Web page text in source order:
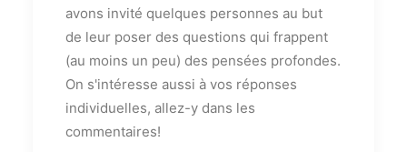
avons invité quelques personnes au but
de leur poser des questions qui frappent
(au moins un peu) des pensées profondes.
On s'intéresse aussi à vos réponses
individuelles, allez-y dans les
commentaires!